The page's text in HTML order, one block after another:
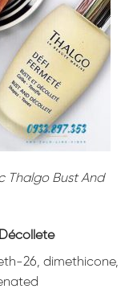
Thalgo Bust And
26, dimethicone,